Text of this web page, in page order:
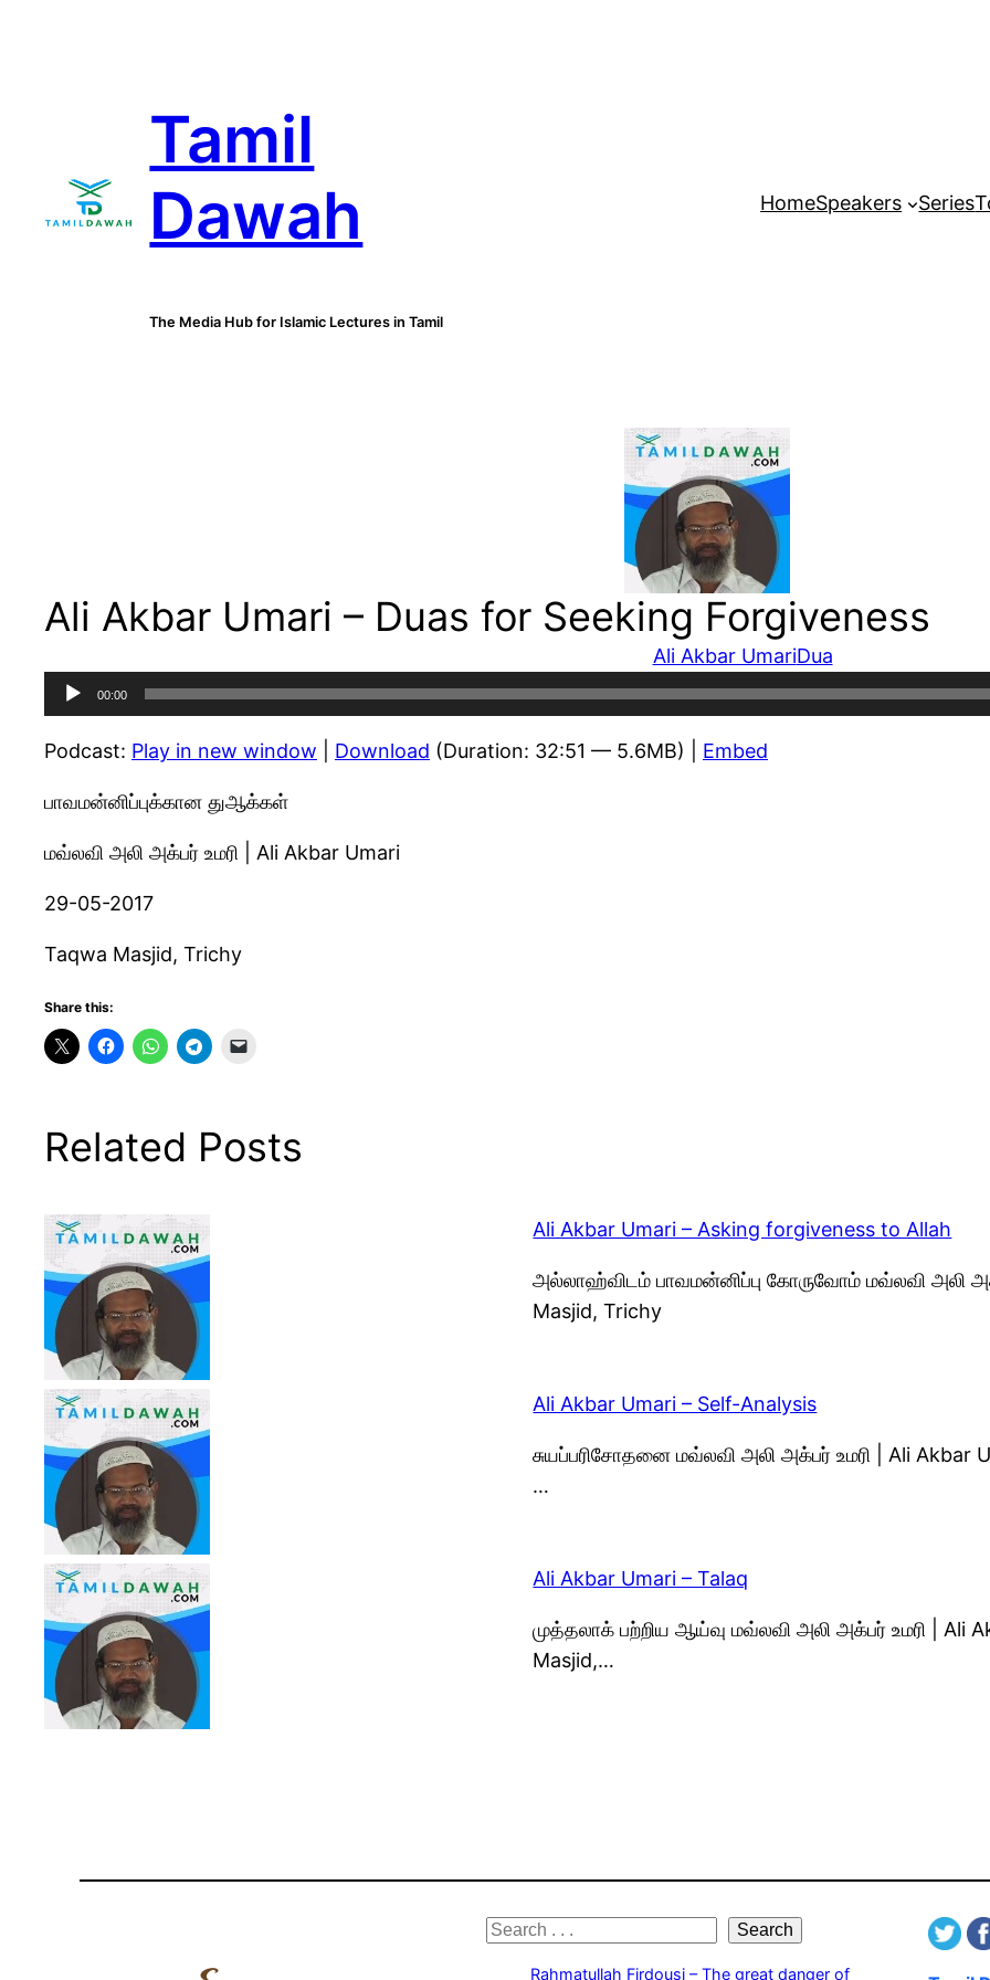
Tamil
Dawah
The Media Hub for Islamic Lectures in Tamil
HomeSpeakers Series
Ali Akbar Umari – Duas for Seeking Forgiveness
Ali Akbar UmariDua
Audio
Player
00:00
Podcast: Play in new window Download (Duration: 32:51 — 5.6MB) | Embed
பாவமன்னிப்புக்கான துஆக்கள்
மவ்லவி அலி அக்பர் உமரி | Ali Akbar Umari
29-05-2017
Taqwa Masjid, Trichy
Share this:
Related Posts
Ali Akbar Umari – Asking forgiveness to Allah
அல்லாஹ்விடம் பாவமன்னிப்பு கோருவோம் மவ்லவி அலி
Masjid, Trichy
Ali Akbar Umari – Self-Analysis
சுயப்பரிசோதனை மவ்லவி அலி அக்பர் உமரி | Ali Akbar
…
Ali Akbar Umari – Talaq
முத்தலாக் பற்றிய ஆய்வு மவ்லவி அலி அக்பர் உமரி | Ali
Masjid,…
S
Search
Rahmatullah Firdousi – The great danger of